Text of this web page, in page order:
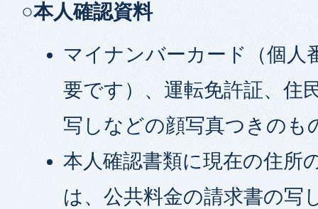
○本人確認資料
マイナンバーカード（個人
要です）、運転免許証、住
写しなどの顔写真つきのも
本人確認書類に現在の住所
は、公共料金の請求書の写